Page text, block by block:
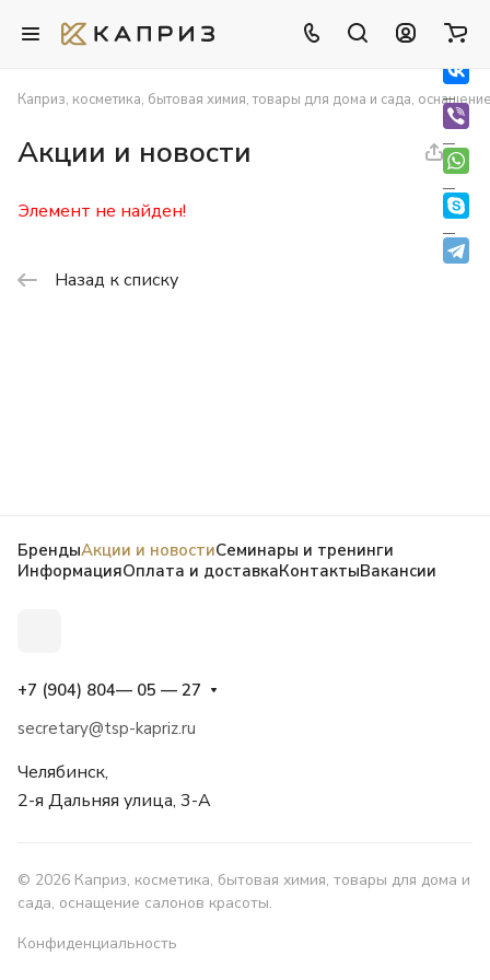
Каприз, косметика, бытовая химия, товары для дома и сада,
Акции и новости
Элемент не найден!
Назад к списку
БрендыАкции и новостиСеминары и тренинги
ИнформацияОплата и доставкаКонтактыВакансии
+7 (904) 804— 05 — 27
secretary@tsp-kapriz.ru
Челябинск,
2-я Дальняя улица, 3-А
© 2026 Каприз, косметика, бытовая химия, товары для дома и
сада, оснащение салонов красоты.
Конфиденциальность